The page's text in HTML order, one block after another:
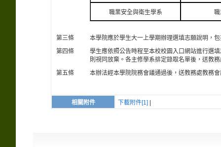
職業安全與衛生學系
第三條
本學院應於學生大一上學期辦理選填志願說明，
第四條
學生應依照公告時程至本校校園入口網站進行選
則視同放棄。各主修學系排定錄取名單後，送教
第五條
本辦法經本學院院務會議通過後，送教務處教務
相關附件 下載附件[1]